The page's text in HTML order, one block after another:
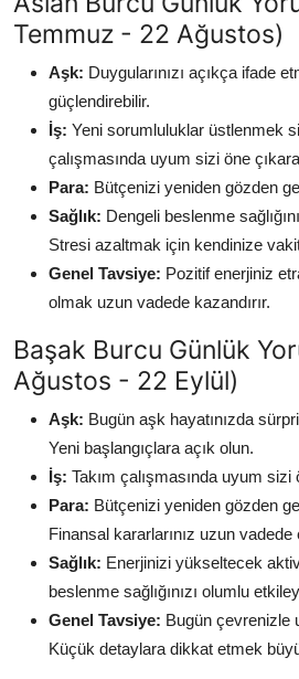
Temmuz - 22 Ağustos)
Aşk: Duygularınızı açıkça ifade
güçlendirebilir.
İş: Yeni sorumluluklar üstlenmek
çalışmasında uyum sizi öne
Para: Bütçenizi yeniden gözden
Sağlık: Dengeli beslenme
Stresi azaltmak için kendinize vakit
Genel Tavsiye: Pozitif enerjiniz
olmak uzun vadede kazandırır.
Başak Burcu Günlük
Ağustos - 22 Eylül)
Aşk: Bugün aşk hayatınızda
Yeni başlangıçlara açık olun.
İş: Takım çalışmasında uyum sizi
Para: Bütçenizi yeniden gözden
Finansal kararlarınız uzun vadede
Sağlık: Enerjinizi yükseltecek
beslenme sağlığınızı olumlu
Genel Tavsiye: Bugün çevrenizle
Küçük detaylara dikkat etmek